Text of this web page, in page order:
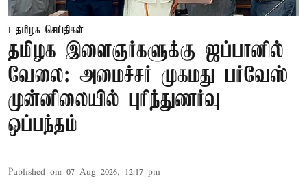
தமிழக செய்திகள்
தமிழக இளைஞர்களுக்கு ஜப்பானில்
வேலை: அமைச்சர் முகமது பர்வேஸ்
முன்னிலையில் புரிந்துணர்வு
ஒப்பந்தம்
Published on: 07 Aug 2026, 12:17 pm